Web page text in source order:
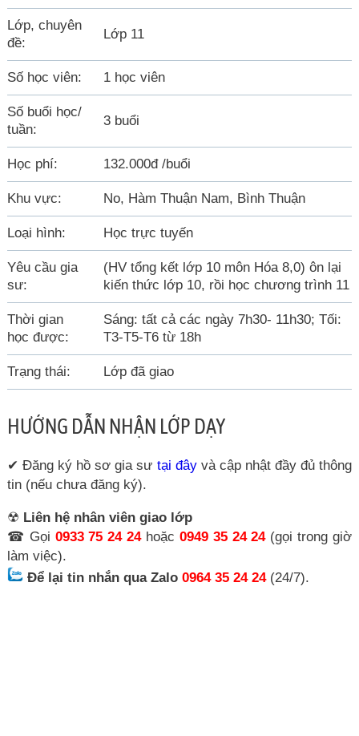
Lớp, chuyên
đề:
Lớp 11
Số học viên: 1 học viên
Số buổi học/
tuần:
3 buổi
Học phí: 132.000đ /buổi
Khu vực: No, Hàm Thuận Nam, Bình Thuận
Loại hình: Học trực tuyến
Yêu cầu gia
sư:
(HV tổng kết lớp 10 môn Hóa 8,0) ôn lại
kiến thức lớp 10, rồi học chương trình 11
Thời gian
học được:
Sáng: tất cả các ngày 7h30- 11h30; Tối:
T3-T5-T6 từ 18h
Trạng thái: Lớp đã giao
HƯỚNG DẪN NHẬN LỚP DẠY
✔ Đăng ký hồ sơ gia sư tại đâyvà cập nhật đầy đủ thông
tin (nếu chưa đăng ký).
☢ Liên hệ nhân viên giao lớp
☎ Gọi 0933 75 24 24hoặc 0949 35 24 24(gọi trong giờ
làm việc).
Để lại tin nhắn qua Zalo 0964 35 24 24(24/7).